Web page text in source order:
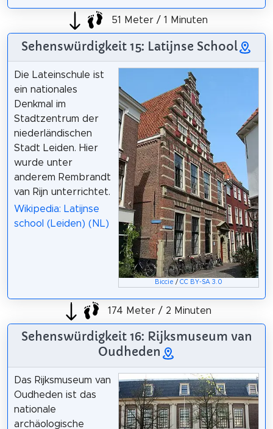
51 Meter / 1 Minuten
Sehenswürdigkeit 15: Latijnse School
Biccie /CC BY-SA 3.0
Die Lateinschule ist
ein nationales
Denkmal im
Stadtzentrum der
niederländischen
Stadt Leiden. Hier
wurde unter
anderem Rembrandt
van Rijn unterrichtet.
Wikipedia: Latijnse
school (Leiden) (NL)
174 Meter / 2 Minuten
Sehenswürdigkeit 16: Rijksmuseum van
Oudheden
Das Rijksmuseum van
Oudheden ist das
nationale
archäologische